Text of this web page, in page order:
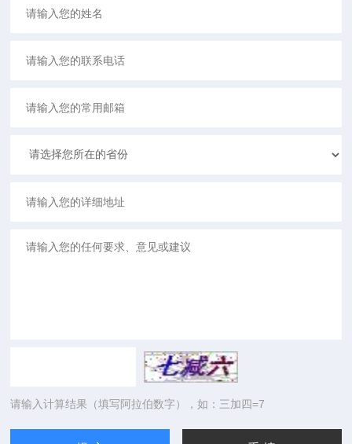
请输入计算结果（填写阿拉伯数字），如：三加四=7